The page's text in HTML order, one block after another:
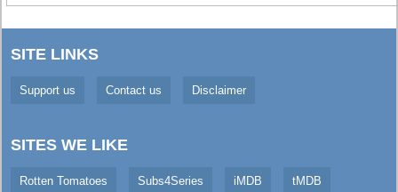
SITE LINKS
Support us Contact us Disclaimer
SITES WE LIKE
Rotten Tomatoes Subs4Series iMDB tMDB